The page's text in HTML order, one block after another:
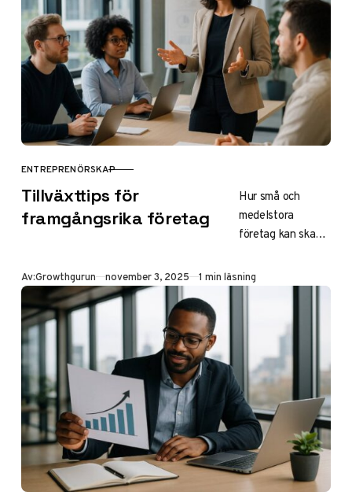
KATEGORI
ENTREPRENÖRSKAP
Tillväxttips för
framgångsrika företag
Hur små och
medelstora
företag kan skapa
genom smart
marknadsföring
satsningar.
Av:Growthgurun Publicerad
november 3, 2025 1 min läsning